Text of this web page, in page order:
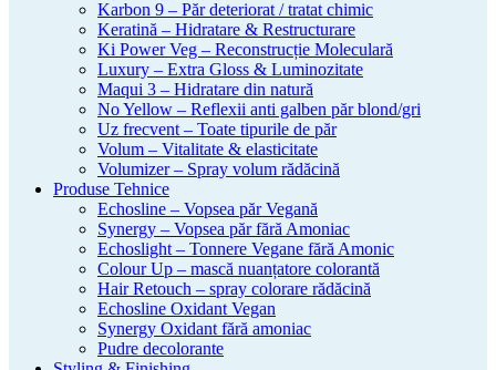
Karbon 9 – Păr deteriorat / tratat chimic
Keratină – Hidratare & Restructurare
Ki Power Veg – Reconstrucție Moleculară
Luxury – Extra Gloss & Luminozitate
Maqui 3 – Hidratare din natură
No Yellow – Reflexii anti galben păr blond/gri
Uz frecvent – Toate tipurile de păr
Volum – Vitalitate & elasticitate
Volumizer – Spray volum rădăcină
Produse Tehnice
Echosline – Vopsea păr Vegană
Synergy – Vopsea păr fără Amoniac
Echoslight – Tonnere Vegane fără Amonic
Colour Up – mască nuanțatore colorantă
Hair Retouch – spray colorare rădăcină
Echosline Oxidant Vegan
Synergy Oxidant fără amoniac
Pudre decolorante